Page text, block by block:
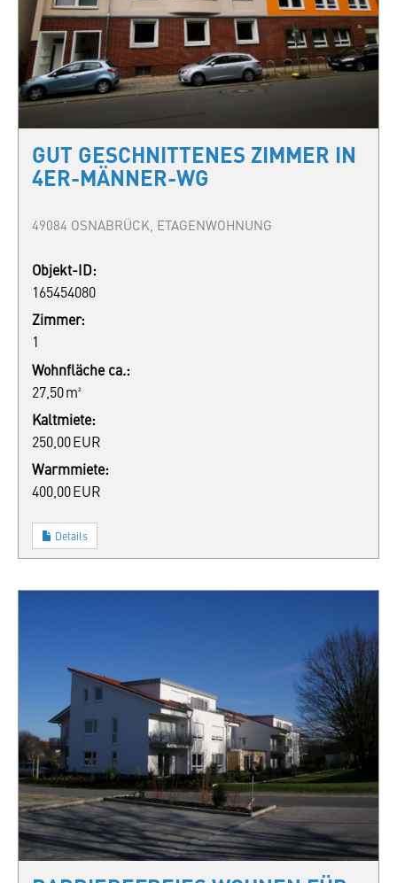
GUT GESCHNITTENES ZIMMER IN
4ER-MÄNNER-WG
49084 OSNABRÜCK, ETAGENWOHNUNG
Objekt-ID:
165454080
Zimmer:
1
Wohnfläche ca.:
27,50 m²
Kaltmiete:
250,00 EUR
Warmmiete:
400,00 EUR
Details